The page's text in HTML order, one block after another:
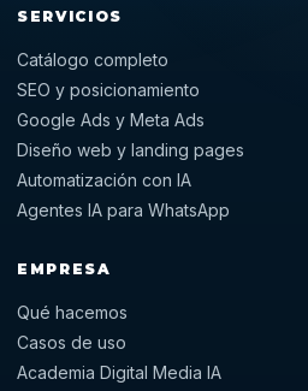
SERVICIOS
Catálogo completo
SEO y posicionamiento
Google Ads y Meta Ads
Diseño web y landing pages
Automatización con IA
Agentes IA para WhatsApp
EMPRESA
Qué hacemos
Casos de uso
Academia Digital Media IA